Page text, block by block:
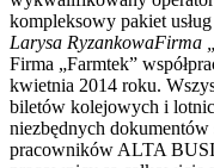
kompleksowy pakiet
Larysa RyzankowaFirma
Firma „Farmtek”
kwietnia 2014 roku.
biletów kolejowych i
niezbędnych
pracowników ALTA